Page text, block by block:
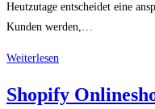
Heutzutage entscheidet eine
Kunden werden,…
Weiterlesen
von
Shopify